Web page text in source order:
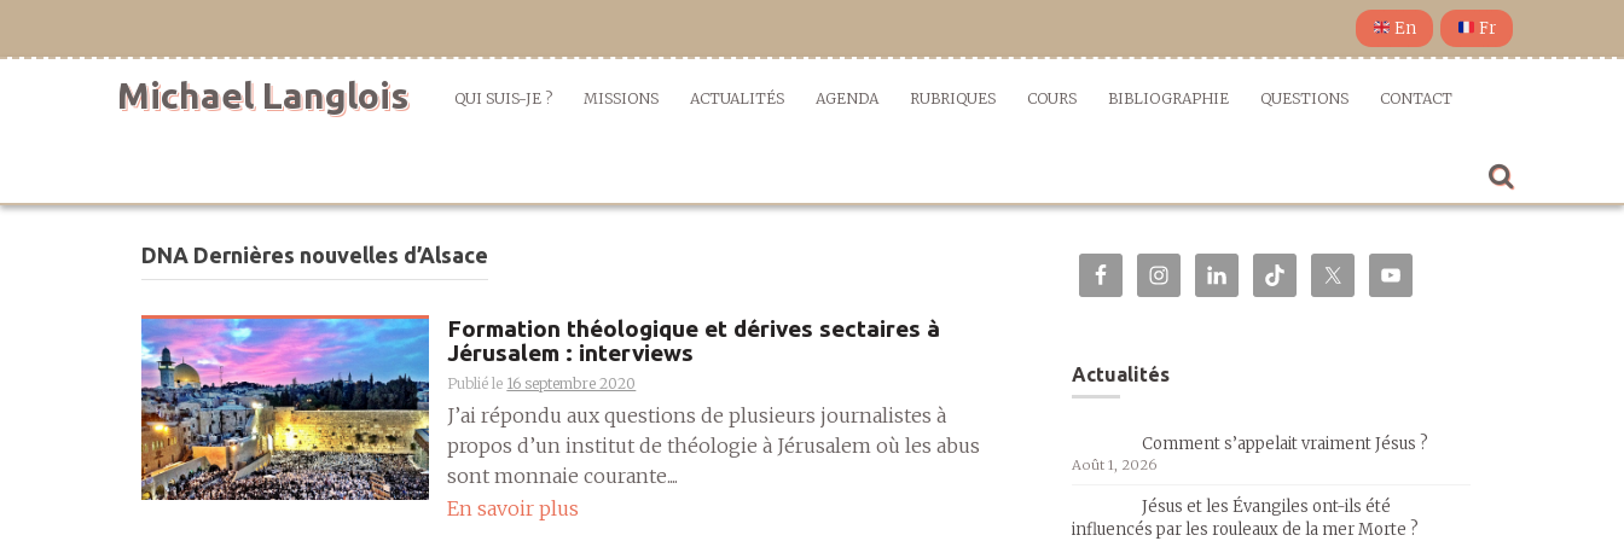
En Fr
Michael Langlois QUI SUIS-JE ? MISSIONS ACTUALITÉS AGENDA RUBRIQUES COURS BIBLIOGRAPHIE QUESTIONS CONTACT
DNA Dernières nouvelles d’Alsace
Formation théologique et dérives sectaires à
Jérusalem : interviews
Publié le 16 septembre 2020
J’ai répondu aux questions de plusieurs journalistes à
propos d’un institut de théologie à Jérusalem où les abus
sont monnaie courante....
En savoir plus
Actualités
Comment s’appelait vraiment Jésus ?
Août 1, 2026
Jésus et les Évangiles ont-ils été
influencés par les rouleaux de la mer Morte ?